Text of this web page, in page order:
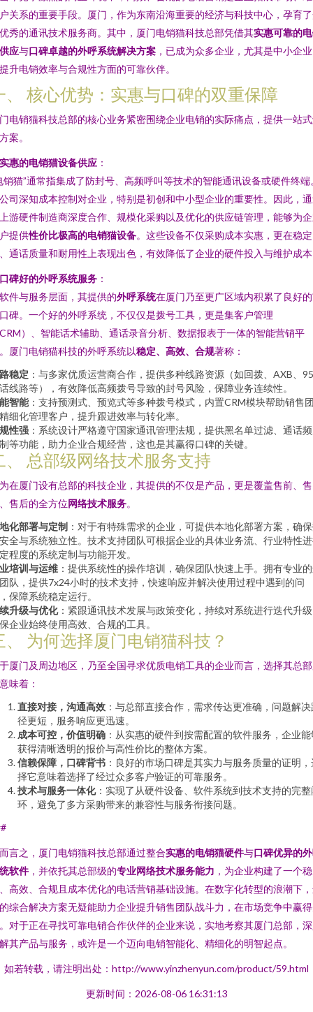
关系的重要手段。厦门，作为东南沿海重要的经济与科技中心，孕育
秀的通讯技术服务商。其中，厦门电销猫科技总部凭借其实惠可靠的
应与口碑卓越的外呼系统解决方案 ，已成为众多企业，尤其是中小企
升电销效率与合规性方面的可靠伙伴。
、 核心优势：实惠与口碑的双重保障
电销猫科技总部的核心业务紧密围绕企业电销的实际痛点，提供一站
案。
实惠的电销猫设备供应 ：
销猫”通常指集成了防封号、高频呼叫等技术的智能通讯设备或硬件终端
司深知成本控制对企业，特别是初创和中小型企业的重要性。因此，
游硬件制造商深度合作、规模化采购以及优化的供应链管理，能够为
提供性价比极高的电销猫设备。这些设备不仅采购成本实惠，更在稳定
通话质量和耐用性上表现出色，有效降低了企业的硬件投入与维护成
口碑好的外呼系统服务 ：
件与服务层面，其提供的外呼系统在厦门乃至更广区域内积累了良好
碑。一个好的外呼系统，不仅仅是拨号工具，更是集客户管理
）、智能话术辅助、通话录音分析、数据报表于一体的智能营销平
厦门电销猫科技的外呼系统以稳定、高效、合规著称：
稳定 ：与多家优质运营商合作，提供多种线路资源（如回拨、AXB、
线路等），有效降低高频拨号导致的封号风险，保障业务连续性。
智能：支持预测式、预览式等多种拨号模式，内置CRM模块帮助销售
细化管理客户，提升跟进效率与转化率。
性强 ：系统设计严格遵守国家通讯管理法规，提供黑名单过滤、通话
等功能，助力企业合规经营，这也是其赢得口碑的关键。
、 总部级网络技术服务支持
在厦门设有总部的科技企业，其提供的不仅是产品，更是覆盖售前、售
售后的全方位网络技术服务。
化部署与定制 ：对于有特殊需求的企业，可提供本地化部署方案，确
全与系统独立性。技术支持团队可根据企业的具体业务流、行业特性
程度的系统定制与功能开发。
培训与运维 ：提供系统性的操作培训，确保团队快速上手。拥有专业
队，提供7x24小时的技术支持，快速响应并解决使用过程中遇到的问
保障系统稳定运行。
升级与优化：紧跟通讯技术发展与政策变化，持续对系统进行迭代升
企业始终使用高效、合规的工具。
、 为何选择厦门电销猫科技？
厦门及周边地区，乃至全国寻求优质电销工具的企业而言，选择其总
味着：
直接对接，沟通高效 ：与总部直接合作，需求传达更准确，问题解
径更短，服务响应更迅速。
成本可控，价值明确 ：从实惠的硬件到按需配置的软件服务，企业
获得清晰透明的报价与高性价比的整体方案。
信赖保障，口碑背书 ：良好的市场口碑是其实力与服务质量的证明
择它意味着选择了经过众多客户验证的可靠服务。
技术与服务一体化：实现了从硬件设备、软件系统到技术支持的完整
环，避免了多方采购带来的兼容性与服务衔接问题。
言之，厦门电销猫科技总部通过整合实惠的电销猫硬件与口碑优异的
软件，并依托其总部级的专业网络技术服务能力 ，为企业构建了一个稳
高效、合规且成本优化的电话营销基础设施。在数字化转型的浪潮下
综合解决方案无疑能助力企业提升销售团队战斗力，在市场竞争中赢
对于正在寻找可靠电销合作伙伴的企业来说，实地考察其厦门总部，
其产品与服务，或许是一个迈向电销智能化、精细化的明智起点。
如若转载，请注明出处：http://www.yinzhenyun.com/product/59.html
更新时间：2026-08-06 16:31:13